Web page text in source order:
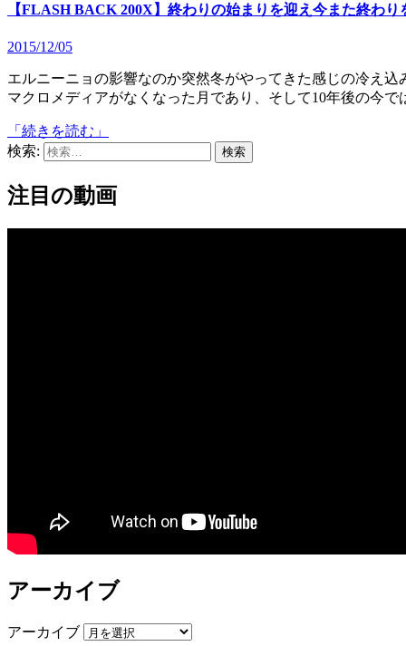
【FLASH BACK 200X】終わりの始まりを迎え今また終わ
2015/12/05
エルニーニョの影響なのか突然冬がやってきた感じの冷え込みですね。さて2015年12月といえば、Adobeの買収により
マクロメディアがなくなった月であり、そして10年後の今
「続きを読む」
検索:
注目の動画
アーカイブ
アーカイブ